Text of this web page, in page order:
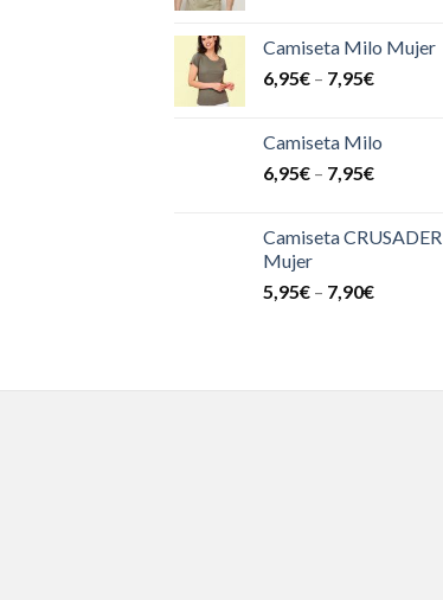
Camiseta Milo Mujer
6,95€ – 7,95€
Camiseta Milo
6,95€ – 7,95€
Camiseta CRUSADER
Mujer
5,95€ – 7,90€